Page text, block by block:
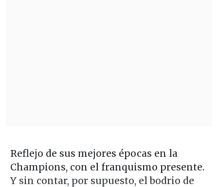
Reflejo de sus mejores épocas en la
Champions, con el franquismo presente.
Y sin contar, por supuesto, el bodrio de